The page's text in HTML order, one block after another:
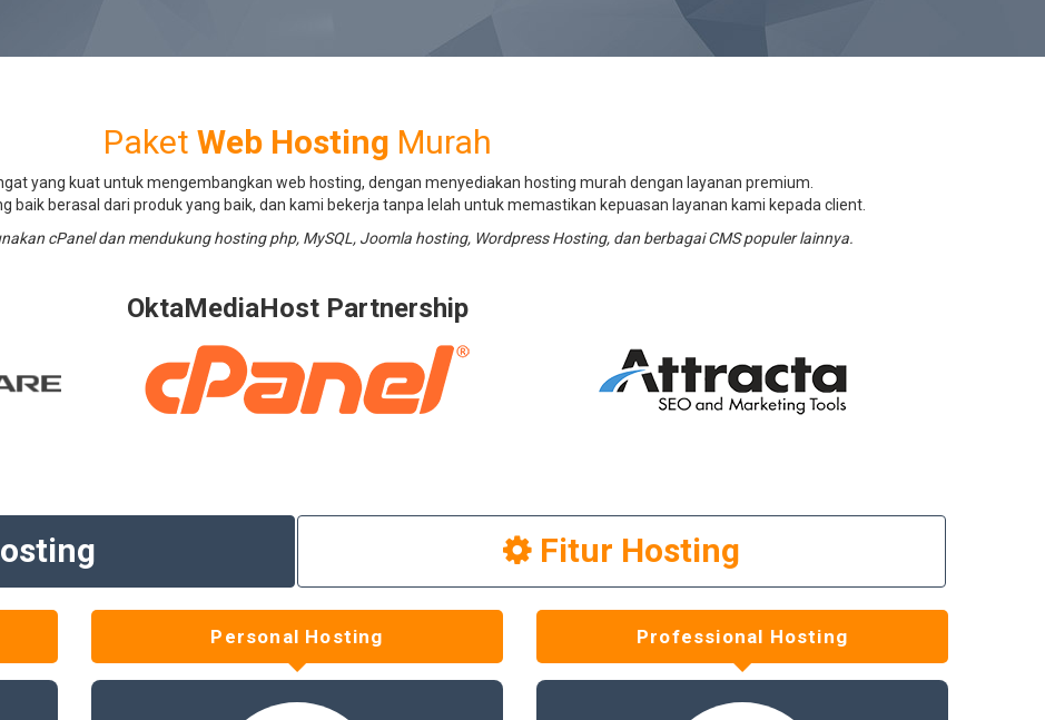
Paket Web Hosting Murah
yang kuat untuk mengembangkan web hosting, dengan menyediakan hosting murah dengan layanan premium.
baik berasal dari produk yang baik, dan kami bekerja tanpa lelah untuk memastikan kepuasan layanan kami kepada client.
cPanel dan mendukung hosting php, MySQL, Joomla hosting, Wordpress Hosting, dan berbagai CMS populer lainnya.
OktaMediaHost Partnership
Fitur Hosting
Personal Hosting Professional Hosting